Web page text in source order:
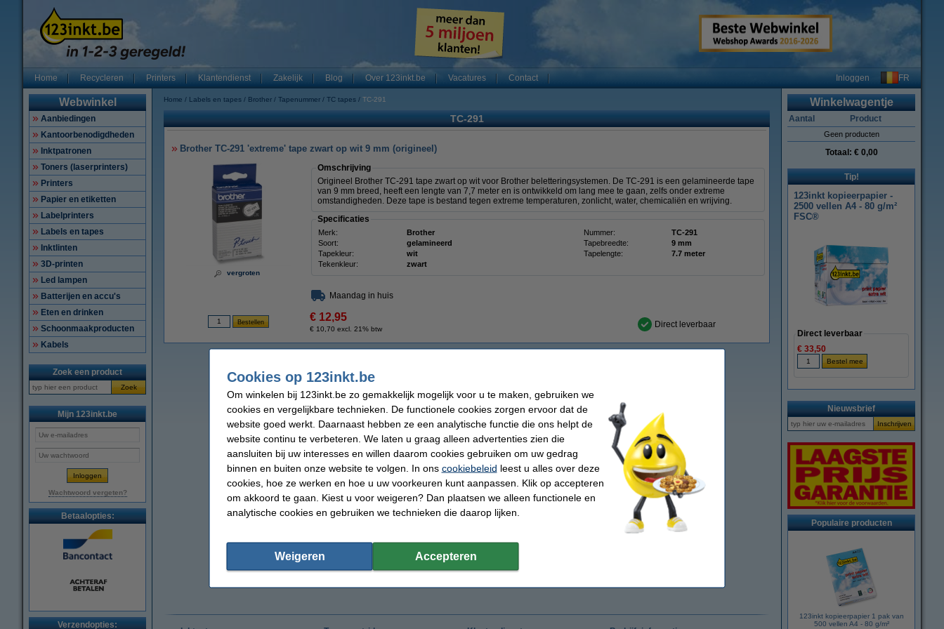
Home Recycleren Printers Klantendienst Zakelijk Blog Over 123inkt.be Vacatures Contact Inloggen FR
Webwinkel
Aanbiedingen
Kantoorbenodigdheden
Inktpatronen
Toners (laserprinters)
Printers
Papier en etiketten
Labelprinters
Labels en tapes
Inktlinten
3D-printen
Led lampen
Batterijen en accu's
Eten en drinken
Schoonmaakproducten
Kabels
Zoek een product
Zoek
Mijn 123inkt.be
Wachtwoord vergeten?
Betaalopties:
Verzendopties:
Home Labels en tapes Brother Tapenummer TC tapes TC-291
TC-291
Brother TC-291 'extreme' tape zwart op wit 9 mm (origineel)
vergroten
Omschrijving
Origineel Brother TC-291 tape zwart op wit voor Brother beletteringsystemen. De TC-291 is een gelamineerde tape
van 9 mm breed, heeft een lengte van 7,7 meter en is ontwikkeld om lang mee te gaan, zelfs onder extreme
omstandigheden. Deze tape is bestand tegen extreme temperaturen, zonlicht, water, chemicaliën en wrijving.
Specificaties
Merk: Brother Nummer:
TC-291
Soort:
gelamineerd Tapebreedte:
9 mm
Tapekleur:
wit Tapelengte:
7.7 meter
Tekenkleur:
zwart
Maandag in huis
€ 12,95
€ 10,70 excl. 21% btw Direct leverbaar
Winkelwagentje
Aantal Product
Geen producten
Totaal: € 0,00
Tip!
123inkt kopieerpapier -
2500 vellen A4 - 80 g/m²
FSC®
Direct leverbaar
€ 33,50
Nieuwsbrief
Populaire producten
123inkt kopieerpapier 1 pak van
500 vellen A4 - 80 g/m²
Cookies op 123inkt.be
Om winkelen bij 123inkt.be zo gemakkelijk mogelijk voor u te maken, gebruiken we
cookies en vergelijkbare technieken. De functionele cookies zorgen ervoor dat de
website goed werkt. Daarnaast hebben ze een analytische functie die ons helpt de
website continu te verbeteren. We laten u graag alleen advertenties zien die
aansluiten bij uw interesses en willen daarom cookies gebruiken om uw gedrag
binnen en buiten onze website te volgen. In ons cookiebeleid leest u alles over deze
cookies, hoe ze werken en hoe u uw voorkeuren kunt aanpassen. Klik op accepteren
om akkoord te gaan. Kiest u voor weigeren? Dan plaatsen we alleen functionele en
analytische cookies en gebruiken we technieken die daarop lijken.
Weigeren Accepteren